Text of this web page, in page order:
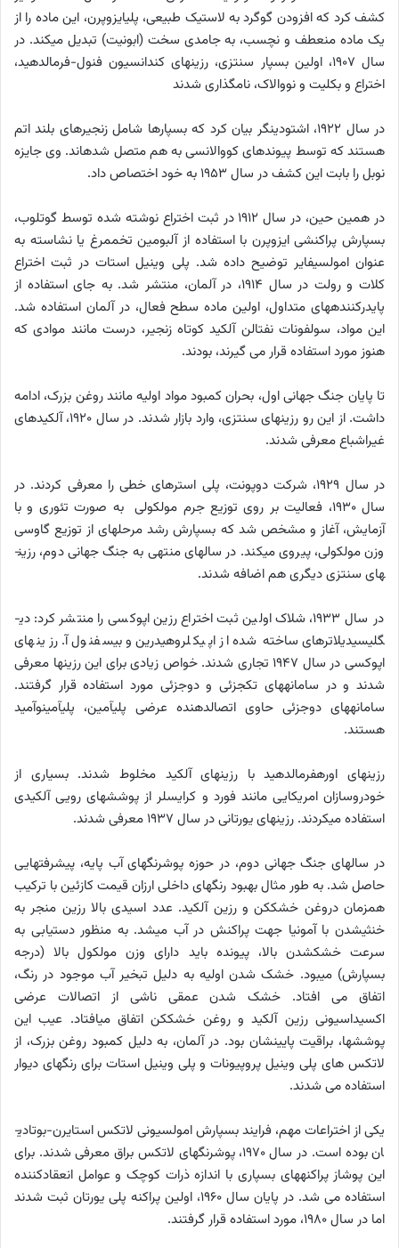
کشف کرد که افزودن گوگرد به لاستیک طبیعی، پلی­ایزوپرن، این ماده را از
یک ماده منعطف و نچسب، به جامدی سخت (ابونیت) تبدیل می­کند. در
سال 1907، اولین بسپار سنتزی، رزین­های کندانسیون فنول-فرمالدهید،
اختراع و بکلیت و نووالاک، نام­گذاری شدند
در سال 1922، اشتودینگر بیان کرد که بسپارها شامل زنجیرهای بلند اتم
هستند که توسط پیوندهای کووالانسی به هم متصل شده­اند. وی جایزه
نوبل را بابت این کشف در سال 1953 به خود اختصاص داد.
در همین حین، در سال 1912 در ثبت اختراع نوشته شده توسط گوتلوب،
بسپارش پراکنشی ایزوپرن با استفاده از آلبومین تخم­مرغ یا نشاسته به
عنوان امولسیفایر توضیح داده شد. پلی­ وینیل­ استات در ثبت اختراع
کلات و رولت در سال 1914، در آلمان، منتشر شد. به جای استفاده از
پایدرکننده­های متداول، اولین ماده سطح ­فعال، در آلمان استفاده شد.
این مواد، سولفونات نفتالن آلکید کوتاه ­زنجیر، درست مانند موادی که
هنوز مورد استفاده قرار می­ گیرند، بودند.
تا پایان جنگ جهانی اول، بحران کمبود مواد اولیه مانند روغن بزرک، ادامه
داشت. از این رو رزین­های سنتزی، وارد بازار شدند. در سال 1920، آلکیدهای
غیراشباع معرفی شدند.
در سال 1929، شرکت دوپونت، پلی­ استرهای خطی را معرفی کردند. در
سال 1930، فعالیت بر روی توزیع جرم مولکولی به صورت تئوری و با
آزمایش، آغاز و مشخص شد که بسپارش رشد مرحله­ای از توزیع گاوسی
وزن مولکولی، پیروی می­کند. در سال­های منتهی به جنگ جهانی دوم، رزین­
های سنتزی دیگری هم اضافه شدند.
در سال­ 1933، شلاک اولین ثبت اختراع رزین اپوکسی را منتشر کرد: دی­
گلیسیدیل­اترهای ساخته شده از اپی­کلروهیدرین و بیسفنول آ. رزین­های
اپوکسی در سال 1947 تجاری شدند. خواص زیادی برای این رزین­ها معرفی
شدند و در سامانه­های تک­جزئی و دوجزئی مورد استفاده قرار گرفتند.
سامانه­های دوجزئی حاوی اتصال­دهنده عرضی پلی­آمین، پلی­آمینو­آمید
هستند.
رزین­های اوره­فرمالدهید با رزین­های آلکید مخلوط شدند. بسیاری از
خودروسازان امریکایی مانند فورد و کرایسلر از پوشش­های رویی آلکیدی
استفاده می­کردند. رزین­های یورتانی در سال 1937 معرفی شدند.
در سال­های جنگ جهانی دوم، در حوزه پوشرنگ­های آب­ پایه، پیشرفت­هایی
حاصل شد. به طور مثال بهبود رنگ­های داخلی ارزان قیمت کازئین با ترکیب
هم­زمان دروغن خشک­کن و رزین آلکید. عدد اسیدی بالا رزین منجر به
خنثی­شدن با آمونیا جهت پراکنش در آب می­شد. به منظور دست­یابی به
سرعت خشک­شدن بالا، پیونده باید دارای وزن مولکول بالا (درجه
بسپارش) می­بود. خشک ­شدن اولیه به دلیل تبخیر آب موجود در رنگ،
اتفاق می­ افتاد. خشک ­شدن عمقی ناشی از اتصالات عرضی
اکسیداسیونی رزین آلکید و روغن خشک­کن اتفاق می­افتاد. عیب این
پوشش­ها، براقیت پایینشان بود. در آلمان، به دلیل کمبود روغن بزرک، از
لاتکس­ های پلی­ وینیل ­پروپیونات و پلی­ وینیل­ استات برای رنگ­های دیوار
استفاده می ­شدند.
یکی از اختراعات مهم، فرایند بسپارش امولسیونی لاتکس استایرن-بوتادی­
ان بوده است. در سال 1970، پوشرنگ­های لاتکس براق معرفی شدند. برای
این پوشاز پراکنه­های بسپاری با اندازه ذرات کوچک و عوامل انعقاد­کننده
استفاده می ­شد. در پایان سال 1960، اولین پراکنه پلی ­یورتان ثبت شدند
اما در سال 1980، مورد استفاده قرار گرفتند.